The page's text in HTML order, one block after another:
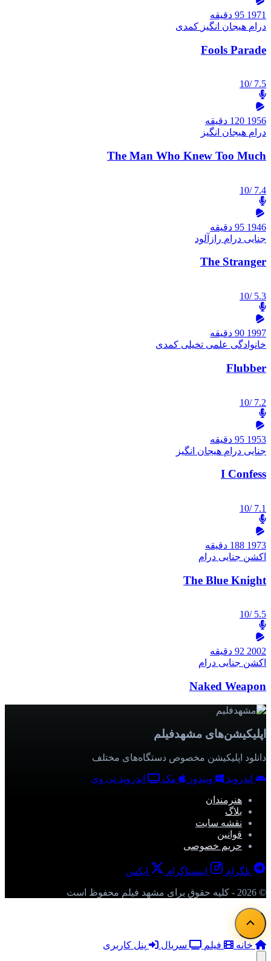
1971 95 دقیقه
درام هیجان انگیز کمدی
Fools Parade
7.5
/10
1956 120 دقیقه
درام هیجان انگیز
The Man Who Knew Too Much
7.4
/10
1946 95 دقیقه
جنایی درام رازآلود
The Stranger
5.3
/10
1997 90 دقیقه
خانوادگی علمی تخیلی کمدی
Flubber
7.2
/10
1953 95 دقیقه
جنایی درام هیجان انگیز
I Confess
7.1
/10
1973 188 دقیقه
اکشن جنایی درام
The Blue Knight
5.5
/10
2002 92 دقیقه
اکشن جنایی درام
Naked Weapon
اپلیکیشن‌های مشهدفیلم
دانلود اپلیکیشن مخصوص دستگاه‌های مختلف
اندروید ویندوز مک اندروید تی وی
هنرمندان
بلاگ
نقشه سایت
قوانین
حریم خصوصی
تلگرام اینستاگرام ایکس
© 2026 - کلیه حقوق برای مشهد فیلم محفوظ است
خانه فیلم سریال پنل کاربری